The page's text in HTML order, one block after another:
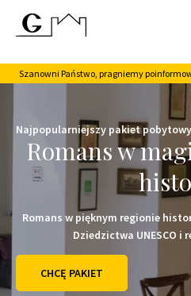
Szanowni Państwo, pragniemy
Najpopularniejszy pakiet
Romans w
Romans w pięknym regionie
Dziedzictwa UNESCO i
CHCĘ PAKIET